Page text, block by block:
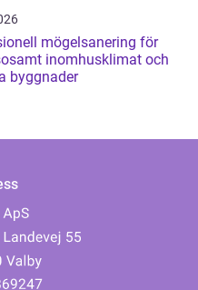
mögelsanering för
inomhusklimat och
byggnader